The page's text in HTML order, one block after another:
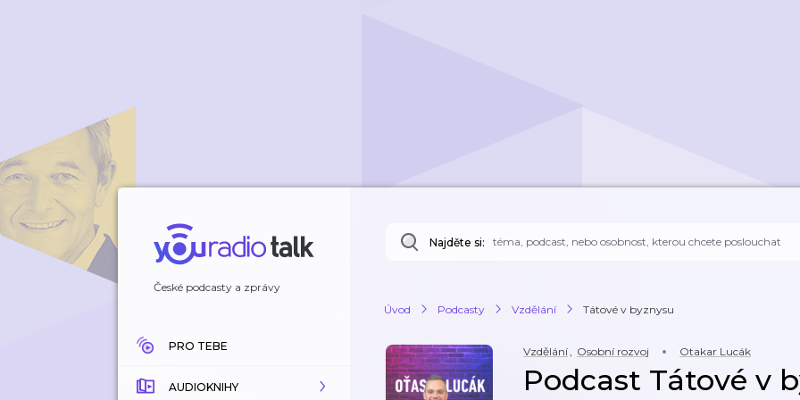
České podcasty a zprávy
PRO TEBE
AUDIOKNIHY
Najděte si:
Úvod Podcasty Vzdělání Tátové v byznysu
Vzdělání, Osobní rozvoj Otakar Lucák
Podcast Tátové v